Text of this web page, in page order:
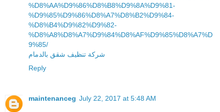
%D8%AA%D9%86%D8%B8%D9%8A%D9%81-
%D9%85%D9%86%D8%A7%D8%B2%D9%84-
%D8%B4%D9%82%D9%82-
%D8%A8%D8%A7%D9%84%D8%AF%D9%85%D8%A7%D
9%85/
شركة تنظيف شقق بالدمام
Reply
maintenanceg July 22, 2017 at 5:48 AM